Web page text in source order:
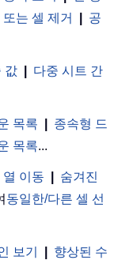
는 셀 제거
공
값
다중 시트 간
목록
종속형 드
목록...
열 이동
숨겨진
동일한/다른 셀 선
보기
향상된 수